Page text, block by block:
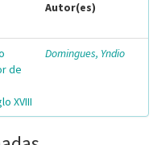
Autor(es)
de
XVIII
Domingues, Yndio